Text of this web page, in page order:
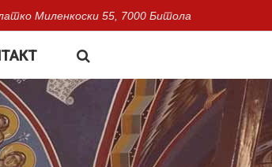
Миленкоски 55, 7000 Битола